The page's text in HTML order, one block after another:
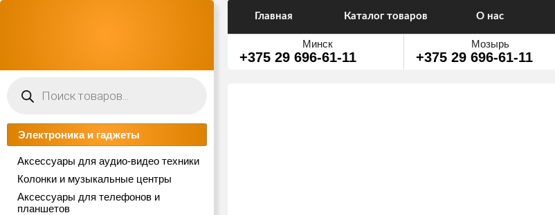
товаров
Электроника и гаджеты
Аксессуары для аудио-видео техники
Колонки и музыкальные центры
Аксессуары для телефонов и
планшетов
Главная Каталог товаров О нас
Минск
+375 29 696-61-11
Мозырь
+375 29 696-61-11